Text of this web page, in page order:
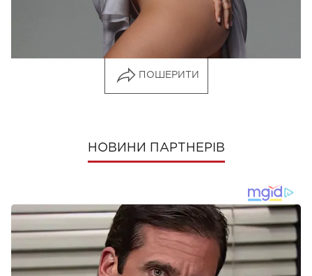
Фото: Instagram Эмили Ратаковски
ПОШЕРИТИ
НОВИНИ ПАРТНЕРІВ